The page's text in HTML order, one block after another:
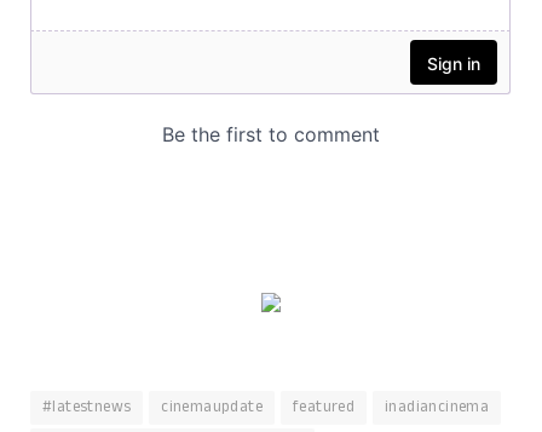
#latestnews cinemaupdate featured
inadiancinema